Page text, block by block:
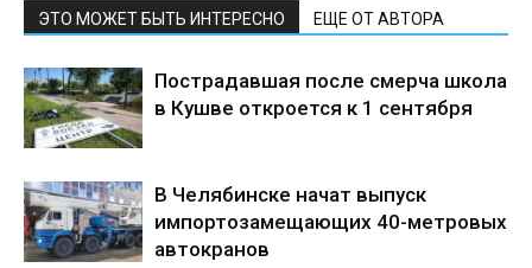
ЭТО МОЖЕТ БЫТЬ ИНТЕРЕСНО ЕЩЕ ОТ АВТОРА
Пострадавшая после смерча школа
в Кушве откроется к 1 сентября
В Челябинске начат выпуск
импортозамещающих 40-метровых
автокранов